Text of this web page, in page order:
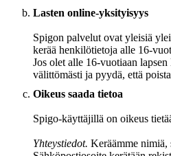
Lasten online-yksityisyys
Spigon palvelut ovat yleisiä
kerää henkilö​​tietoja alle 16-
Jos olet alle 16-vuotiaan
välittömästi ja pyydä, että
Oikeus saada tietoa
Spigo-käyttäjillä on oikeus
Yhteystiedot. Keräämme nimiä,